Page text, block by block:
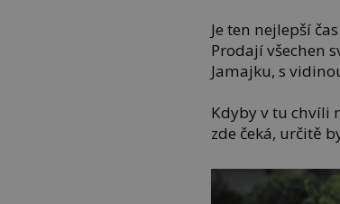
Je ten nejlepší
Prodají všechen
Jamajku, s
Kdyby v tu chvíli
zde čeká, určitě